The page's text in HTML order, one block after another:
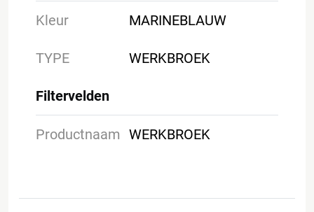
Kleur MARINEBLAUW
TYPE WERKBROEK
Filtervelden
Productnaam WERKBROEK